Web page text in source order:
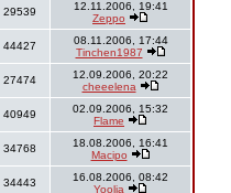
29539
12.11.2006, 19:41
Zeppo
44427
08.11.2006, 17:44
Tinchen1987
27474
12.09.2006, 20:22
cheeelena
40949
02.09.2006, 15:32
Flame
34768
18.08.2006, 16:41
Macipo
34443
16.08.2006, 08:42
Yoolia